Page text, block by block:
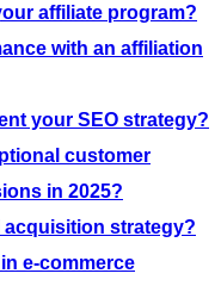
affiliate program?
with an affiliation
your SEO strategy?
customer
in 2025?
acquisition strategy?
e-commerce